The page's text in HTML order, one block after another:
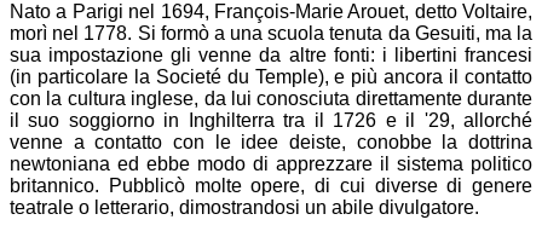
Nato a Parigi nel 1694, François-Marie Arouet, detto Voltaire,
morì nel 1778. Si formò a una scuola tenuta da Gesuiti, ma la
sua impostazione gli venne da altre fonti: i libertini francesi
(in particolare la Societé du Temple), e più ancora il contatto
con la cultura inglese, da lui conosciuta direttamente durante
il suo soggiorno in Inghilterra tra il 1726 e il '29, allorché
venne a contatto con le idee deiste, conobbe la dottrina
newtoniana ed ebbe modo di apprezzare il sistema politico
britannico. Pubblicò molte opere, di cui diverse di genere
teatrale o letterario, dimostrandosi un abile divulgatore.